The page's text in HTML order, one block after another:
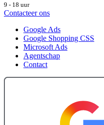
9 - 18 uur
Contacteer ons
Google Ads
Google Shopping CSS
Microsoft Ads
Agentschap
Contact